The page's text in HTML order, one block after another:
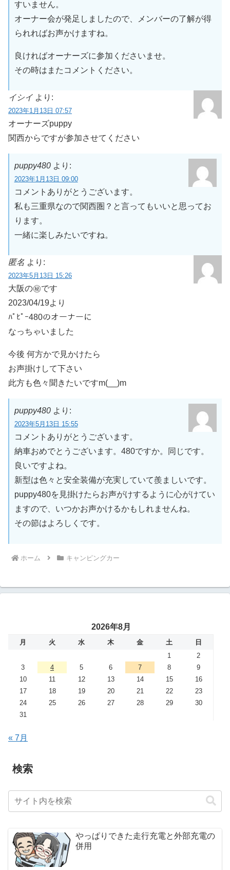
すいません。
オーナー会が発足しましたので、メンバーの了解が得
られればお声かけますね。
良ければオーナーズに参加くださいませ。
その時はまたコメントください。
イシイ より:
2023年1月13日 07:57
オーナーズpuppy
関西からですが参加させてください
puppy480 より:
2023年1月13日 09:00
コメントありがとうございます。
私も三重県なので関西圏？と言ってもいいと思ってお
ります。
一緒に楽しみたいですね。
匿名 より:
2023年5月13日 15:26
大阪の㊙️です
2023/04/19より
ﾊﾟﾋﾟｰ480のオーナーに
なっちゃいました
今後 何方かで見かけたら
お声掛けして下さい
此方も色々聞きたいですm(__)m
puppy480 より:
2023年5月13日 15:55
コメントありがとうございます。
納車おめでとうございます。480ですか。同じです。
良いですよね。
新型は色々と安全装備が充実していて羨ましいです。
puppy480を見掛けたらお声がけするように心がけてい
ますので、いつかお声かけるかもしれませんね。
その節はよろしくです。
ホーム キャンピングカー
2026年8月
月 火 水 木 金 土
日
1
2
3
4 5 6 7 8
9
10
11 12 13 14 15
16
17
18 19 20 21 22
23
24
25 26 27 28 29
30
31
« 7月
検索
やっぱりできた走行充電と外部充電の
併用